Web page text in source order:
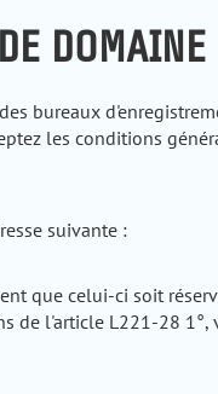
DOMAINE
bureaux
les conditions
suivante :
que celui-ci soit
de l'article L221-28 1°,